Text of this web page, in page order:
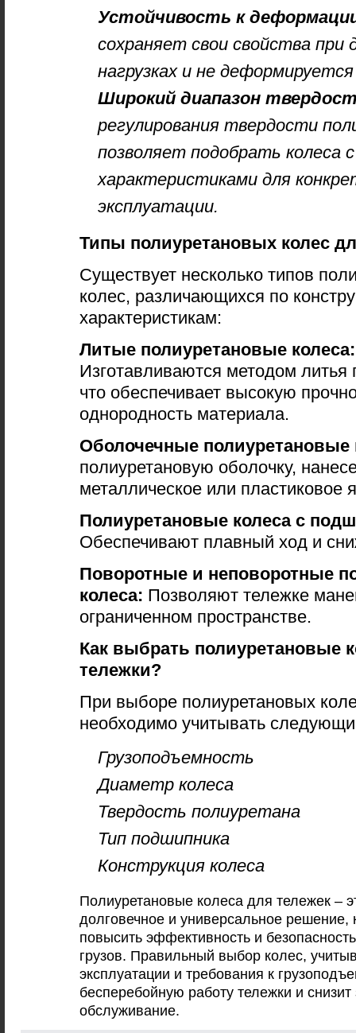
Устойчивость к
сохраняет свои свойства при
нагрузках и не
Широкий диапазон
регулирования твердости
позволяет подобрать колеса
характеристиками для
эксплуатации.
Типы полиуретановых колес
Существует несколько типов
колес, различающихся по
характеристикам:
Литые полиуретановые колеса:
Изготавливаются методом
что обеспечивает высокую
однородность материала.
Оболочечные полиуретановые
полиуретановую оболочку,
металлическое или пластиковое
Полиуретановые колеса с
Обеспечивают плавный ход и
Поворотные и неповоротные
колеса: Позволяют тележке
ограниченном пространстве.
Как выбрать полиуретановые
тележки?
При выборе полиуретановых
необходимо учитывать
Грузоподъемность
Диаметр колеса
Твердость полиуретана
Тип подшипника
Конструкция колеса
Полиуретановые колеса для тележек –
долговечное и универсальное решение,
повысить эффективность и
грузов. Правильный выбор колес,
эксплуатации и требования к
бесперебойную работу тележки и
обслуживание.